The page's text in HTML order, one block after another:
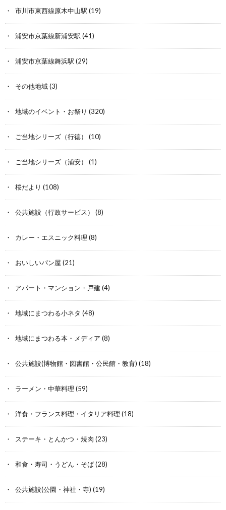
市川市東西線原木中山駅 (19)
浦安市京葉線新浦安駅 (41)
浦安市京葉線舞浜駅 (29)
その他地域(3)
地域のイベント・お祭り (320)
ご当地シリーズ（行徳） (10)
ご当地シリーズ（浦安） (1)
桜だより (108)
公共施設（行政サービス） (8)
カレー・エスニック料理 (8)
おいしいパン屋 (21)
アパート・マンション・戸建 (4)
地域にまつわる小ネタ (48)
地域にまつわる本・メディア (8)
公共施設(博物館・図書館・公民館・教育) (18)
ラーメン・中華料理 (59)
洋食・フランス料理・イタリア料理 (18)
ステーキ・とんかつ・焼肉 (23)
和食・寿司・うどん・そば(28)
公共施設(公園・神社・寺) (19)